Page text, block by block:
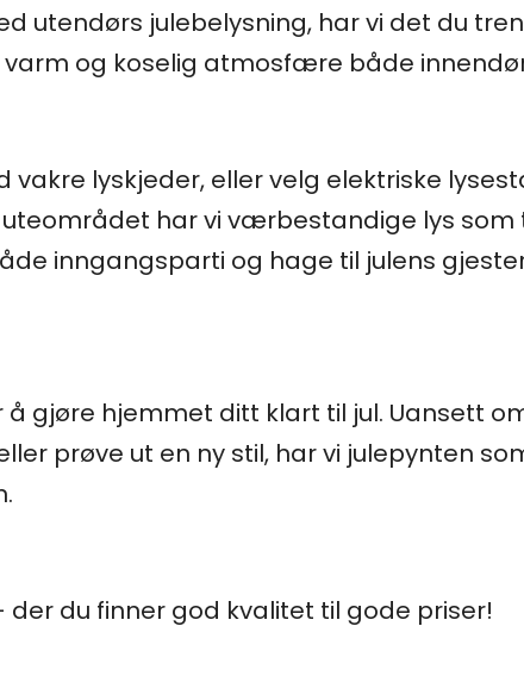
utendørs julebelysning, har vi det du
og koselig atmosfære både
lyskjeder, eller velg elektriske
uteområdet har vi værbestandige lys
inngangsparti og hage til julens
gjøre hjemmet ditt klart til jul. Uansett
prøve ut en ny stil, har vi julepynten
du finner god kvalitet til gode priser!